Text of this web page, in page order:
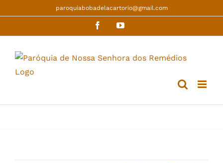
content
paroquiabobadelacartorio@gmail.com
FacebookYouTube